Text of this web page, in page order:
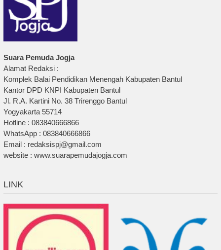
Suara Pemuda Jogja
Alamat Redaksi :
Komplek Balai Pendidikan Menengah Kabupaten Bantul
Kantor DPD KNPI Kabupaten Bantul
Jl. R.A. Kartini No. 38 Trirenggo Bantul
Yogyakarta 55714
Hotline : 083840666866
WhatsApp : 083840666866
Email : redaksispj@gmail.com
website : www.suarapemudajogja.com
LINK